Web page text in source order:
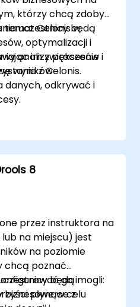
którzy chcą zdobyć
temat Celonis w
optymalizacji i
im zwiększenie
wyników
uczestnicy będą
analizy procesów i
z Celonis.
danych, odkrywać i
KPI i benchmarków.
pracy i
Action Engine do
do
8
przez instruktora na
na miejscu) jest
na poziomie
chcą poznać
go i
biznesowe w celu
będą mogli:
płynące z